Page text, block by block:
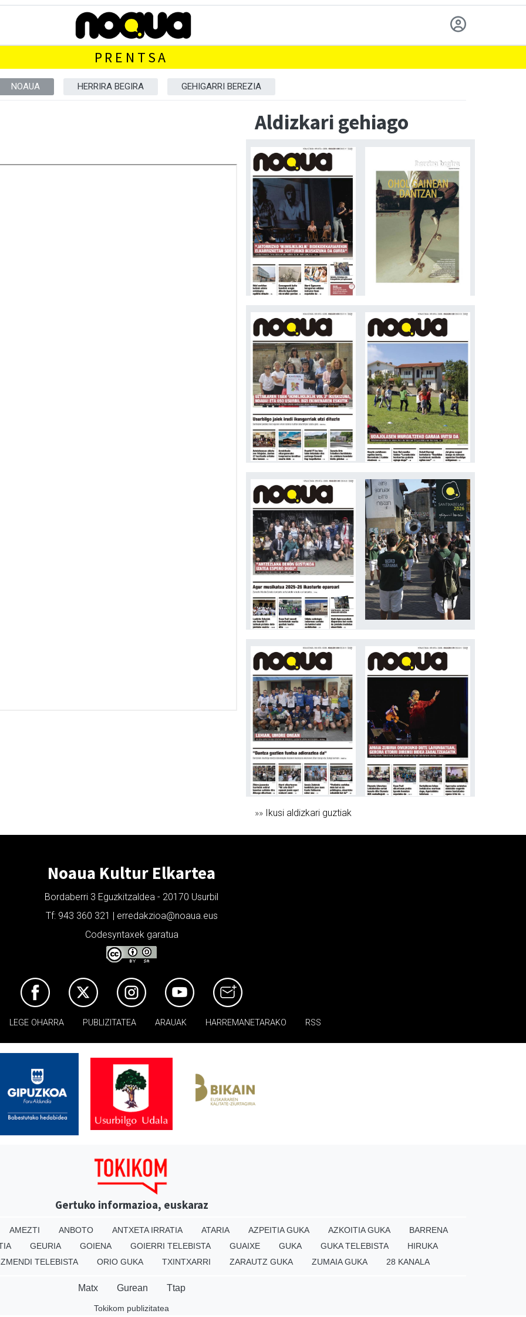
PRENTSA
NOAUA HERRIRA BEGIRA GEHIGARRI BEREZIA
Aldizkari gehiago
»» Ikusi aldizkari guztiak
Noaua Kultur Elkartea
Bordaberri 3 Eguzkitzaldea - 20170 Usurbil
Tf: 943 360 321 | erredakzioa@noaua.eus
Codesyntaxek garatua
LEGE OHARRA PUBLIZITATEA ARAUAK HARREMANETARAKO RSS
Gertuko informazioa, euskaraz
AMEZTI ANBOTO ANTXETA IRRATIA ATARIA AZPEITIA GUKA AZKOITIA GUKA
BARRENA
GEURIA GOIENA GOIERRI TELEBISTA GUAIXE GUKA GUKA TELEBISTA
HIRUKA
TELEBISTA ORIO GUKA TXINTXARRI ZARAUTZ GUKA ZUMAIA GUKA 28 KANALA
Matx Gurean Ttap
Tokikom publizitatea